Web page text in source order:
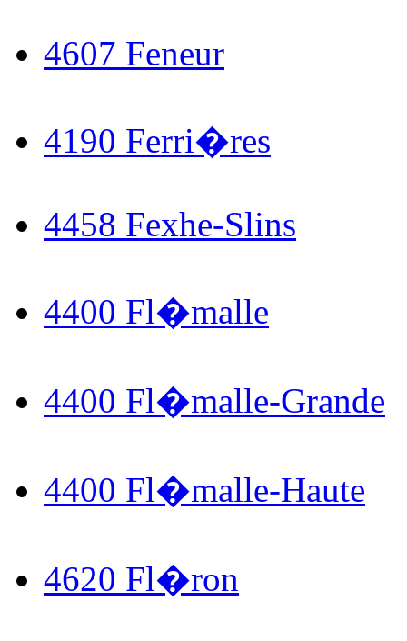
4607 Feneur
4190 Ferri�res
4458 Fexhe-Slins
4400 Fl�malle
4400 Fl�malle-Grande
4400 Fl�malle-Haute
4620 Fl�ron